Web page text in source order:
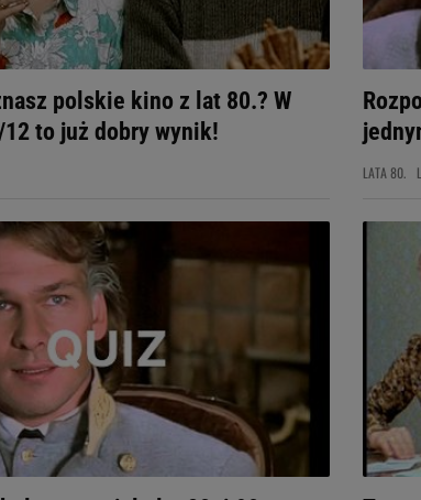
polskie kino z lat 80.? W
to już dobry wynik!
LATA 80.